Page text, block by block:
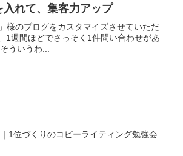
れて、集客力アップ
様のブログをカスタマイズさせていただ
1週間ほどでさっそく1件問い合わせがあ
ういうわ...
1位づくりのコピーライティング勉強会